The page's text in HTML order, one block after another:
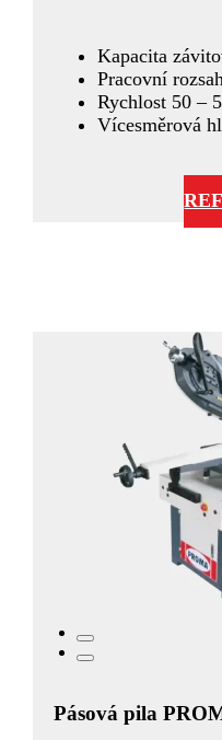
Kapacita
Pracovní
Rychlost 50 –
Vícesměrová
Pásová pila